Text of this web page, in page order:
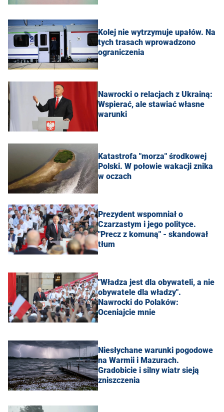
Kolej nie wytrzymuje upałów. Na
tych trasach wprowadzono
ograniczenia
Nawrocki o relacjach z Ukrainą:
Wspierać, ale stawiać własne
warunki
Katastrofa "morza" środkowej
Polski. W połowie wakacji znika
w oczach
Prezydent wspomniał o
Czarzastym i jego polityce.
"Precz z komuną" - skandował
tłum
"Władza jest dla obywateli, a nie
obywatele dla władzy".
Nawrocki do Polaków:
Oceniajcie mnie
Niesłychane warunki pogodowe
na Warmii i Mazurach.
Gradobicie i silny wiatr sieją
zniszczenia